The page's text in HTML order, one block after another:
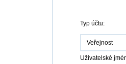
Typ účtu:
Uživatelské